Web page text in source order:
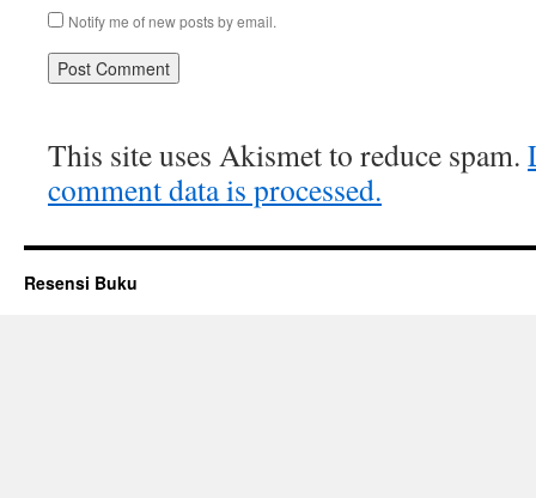
Notify me of new posts by email.
This site uses Akismet to reduce spam.
comment data is processed.
Resensi Buku